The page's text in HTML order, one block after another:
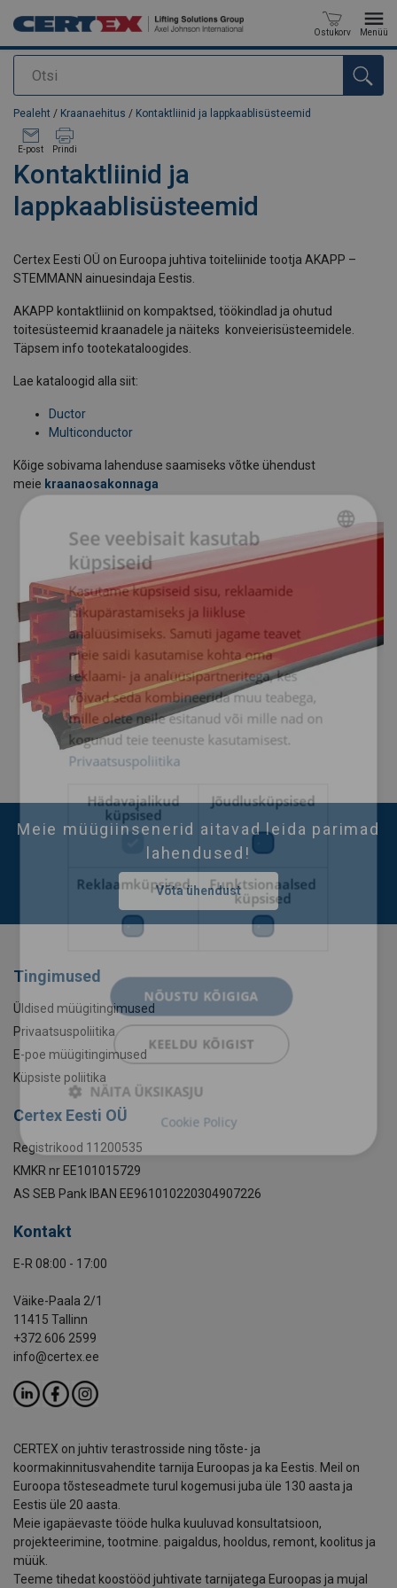
Otsi
Ostukorv Menüü
Toode on lisatud teie päringule
Pealeht / Kraanaehitus / Kontaktliinid ja lappkaablisüsteemid
Kontaktliinid ja
lappkaablisüsteemid
E-post Prindi
Certex Eesti OÜ on Euroopa juhtiva toiteliinide tootja AKAPP –
STEMMANN ainuesindaja Eestis.
AKAPP kontaktliinid on kompaktsed, töökindlad ja ohutud
toitesüsteemid kraanadele ja näiteks konveierisüsteemidele.
Täpsem info tootekataloogides.
Lae kataloogid alla siit:
Ductor
Multiconductor
Kõige sobivama lahenduse saamiseks võtke ühendust
meie kraanaosakonnaga
Meie müügiinsenerid aitavad leida parimad
lahendused!
Võta ühendust
Tingimused
Üldised müügitingimused
Privaatsuspoliitika
E-poe müügitingimused
Küpsiste poliitika
Certex Eesti OÜ
Registrikood 11200535
KMKR nr EE101015729
AS SEB Pank IBAN EE961010220304907226
Kontakt
E-R 08:00 - 17:00
Väike-Paala 2/1
11415 Tallinn
+372 606 2599
info@certex.ee
CERTEX on juhtiv terastrosside ning tõste- ja
koormakinnitusvahendite tarnija Euroopas ja ka Eestis. Meil on
Euroopa tõsteseadmete turul kogemusi juba üle 130 aasta ja
Eestis üle 20 aasta.
Meie igapäevaste tööde hulka kuuluvad konsultatsioon,
projekteerimine, tootmine. paigaldus, hooldus, remont, koolitus ja
müük.
Teeme tihedat koostööd juhtivate tarnijatega Euroopas ja mujal
ESTONIAN
ENGLISH TRANSLATION
See veebisait kasutab
küpsiseid
Kasutame küpsiseid sisu, reklaamide
isikupärastamiseks ja liikluse
analüüsimiseks. Samuti jagame teavet
meie saidi kasutamise kohta oma
reklaami- ja analüüsipartneritega, kes
võivad seda kombineerida muu teabega,
mille olete neile esitanud või mille nad on
kogunud teie teenuste kasutamisest.
Privaatsuspoliitika
Hädavajalikud
küpsised
Jõudlusküpsised
Reklaamküpsised
Funktsionaalsed
küpsised
NÕUSTU KÕIGIGA
KEELDU KÕIGIST
NÄITA ÜKSIKASJU
Cookie Policy